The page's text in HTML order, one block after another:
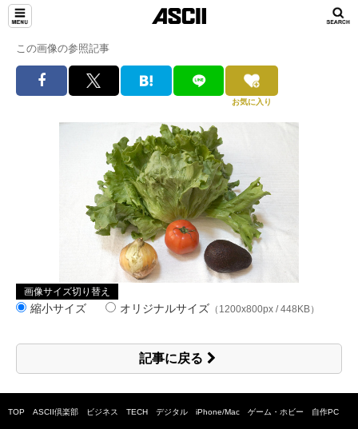
この画像の参照記事
お気に入り
画像サイズ切り替え
縮小サイズ オリジナルサイズ （1200x800px / 448KB）
記事に戻る
TOP ASCII倶楽部 ビジネス TECH デジタル iPhone/Mac ゲーム・ホビー 自作PC